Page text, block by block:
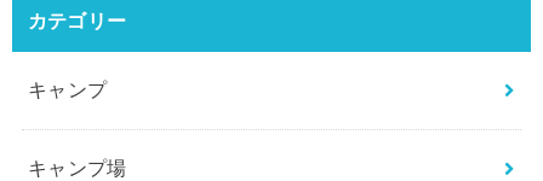
カテゴリー
キャンプ
キャンプ場